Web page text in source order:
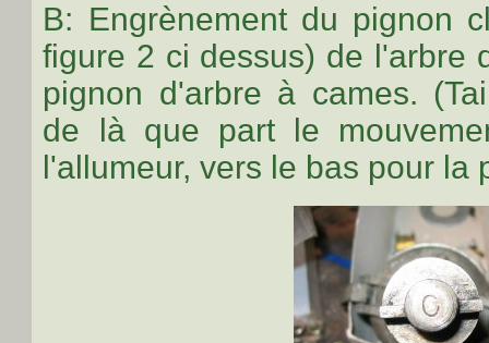
B: Engrènement du pignon
figure 2 ci dessus) de l'arbre
pignon d'arbre à cames.
de là que part le
l'allumeur, vers le bas pour la